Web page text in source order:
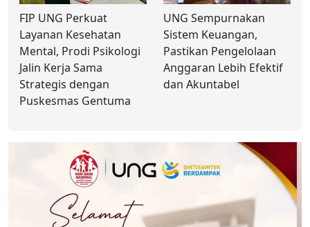
FIP UNG Perkuat
Layanan Kesehatan
Mental, Prodi Psikologi
Jalin Kerja Sama
Strategis dengan
Puskesmas Gentuma
UNG Sempurnakan
Sistem Keuangan,
Pastikan Pengelolaan
Anggaran Lebih Efektif
dan Akuntabel